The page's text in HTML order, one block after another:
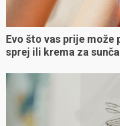
Evo što vas prije može
sprej ili krema za